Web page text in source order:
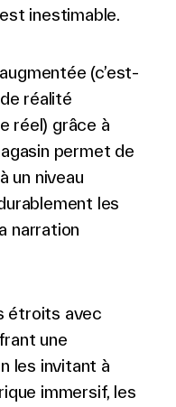
inestimable.
(c’est-
réalité
réel) grâce à
permet de
un niveau
les
narration
étroits avec
une
les invitant à
immersif, les